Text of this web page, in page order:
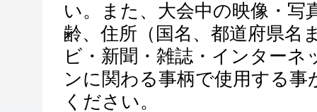
い。また、大会中の映像・写
齢、住所（国名、都道府県名
ビ・新聞・雑誌・インター
ンに関わる事柄で使用する
ください。